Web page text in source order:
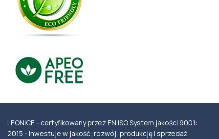
LEONICE - certyfikowany przez EN ISO System jakości 9001:
2015 - inwestuje w jakość, rozwój, produkcję i sprzedaż